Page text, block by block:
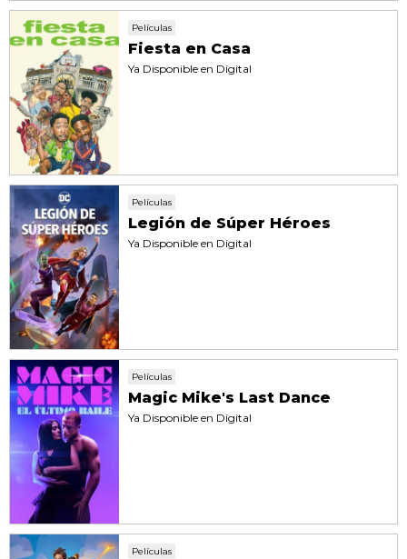
Películas
Fiesta en Casa
Ya Disponible en Digital
Películas
Legión de Súper Héroes
Ya Disponible en Digital
Películas
Magic Mike's Last Dance
Ya Disponible en Digital
Películas